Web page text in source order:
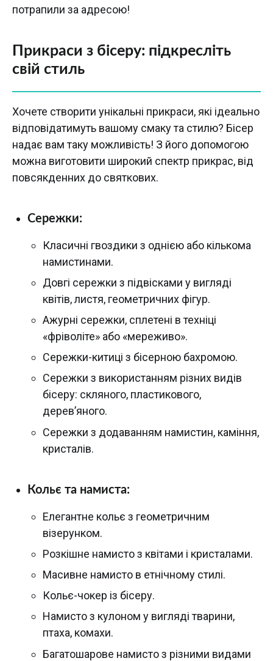
потрапили за адресою!
Прикраси з бісеру: підкресліть
свій стиль
Хочете створити унікальні прикраси, які ідеально
відповідатимуть вашому смаку та стилю? Бісер
надає вам таку можливість! З його допомогою
можна виготовити широкий спектр прикрас, від
повсякденних до святкових.
Сережки:
Класичні гвоздики з однією або кількома
намистинами.
Довгі сережки з підвісками у вигляді
квітів, листя, геометричних фігур.
Ажурні сережки, сплетені в техніці
«фріволіте» або «мереживо».
Сережки-китиці з бісерною бахромою.
Сережки з використанням різних видів
бісеру: скляного, пластикового,
дерев’яного.
Сережки з додаванням намистин, каміння,
кристалів.
Кольє та намиста:
Елегантне кольє з геометричним
візерунком.
Розкішне намисто з квітами і кристалами.
Масивне намисто в етнічному стилі.
Кольє-чокер із бісеру.
Намисто з кулоном у вигляді тварини,
птаха, комахи.
Багатошарове намисто з різними видами